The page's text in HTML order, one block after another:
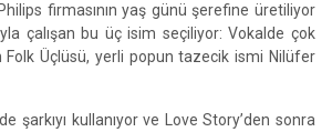
firmasının yaş günü şerefine üretiliyor
çalışan bu üç isim seçiliyor: Vokalde çok
Üçlüsü, yerli popun tazecik ismi Nilüfer
şarkıyı kullanıyor ve Love Story’den sonra